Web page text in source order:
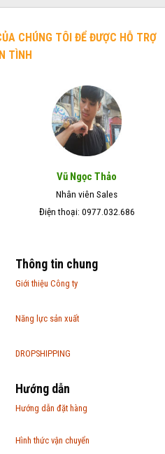
CHÚNG TÔI ĐỂ ĐƯỢC HỖ TRỢ
TÌNH
Vũ Ngọc Thảo
Nhân viên Sales
Điện thoại: 0977.032.686
Thông tin chung
Giới thiệu Công ty
Năng lực sản xuất
DROPSHIPPING
Hướng dẫn
Hướng dẫn đặt hàng
Hình thức vận chuyển